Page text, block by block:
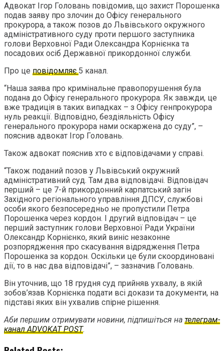
Адвокат Ігор Головань повідомив, що захист Порошенка
подав заяву про злочин до Офісу генерального
прокурора, а також позов до Львівського окружного
адміністративного суду проти першого заступника
голови Верховної Ради Олександра Корнієнка та
посадових осіб Державної прикордонної служби.
Про це повідомляє5 канал.
“Наша заява про кримінальне правопорушення була
подана до Офісу генерального прокурора. Як завжди, це
вже традиція в таких випадках – з Офісу генпрокурора
нуль реакції. Відповідно, бездіяльність Офісу
генерального прокурора нами оскаржена до суду”, –
пояснив адвокат Ігор Головань.
Також адвокат пояснив хто є відповідачами у справі.
“Також поданий позов у Львівський окружний
адміністративний суд. Там два відповідачі. Відповідач
перший – це 7-й прикордонний карпатський загін
Західного регіонального управління ДПСУ, службові
особи якого безпосередньо не пропустили Петра
Порошенка через кордон. І другий відповідач – це
перший заступник голови Верховної Ради України
Олександр Корнієнко, який виніс незаконне
розпорядження про скасування відрядження Петра
Порошенка за кордон. Оскільки це були скоординовані
дії, то в нас два відповідачі”, – зазначив Головань.
Він уточнив, що 18 грудня суд прийняв ухвалу, в якій
зобов’язав Корнієнка подати всі докази та документи, на
підставі яких він ухвалив спірне рішення.
Аби першим отримувати новини, підпишіться на телеграм-
канал ADVOKAT POST.